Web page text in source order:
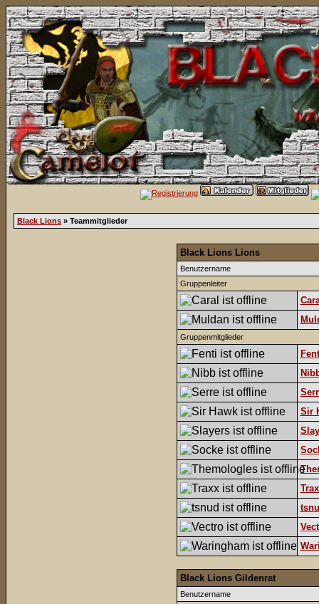
Black Lions » Teammitglieder
Black Lions Lions
Benutzername
Gruppenleiter
Gruppenmitglieder
Sir
Black Lions Gildenrat
Benutzername